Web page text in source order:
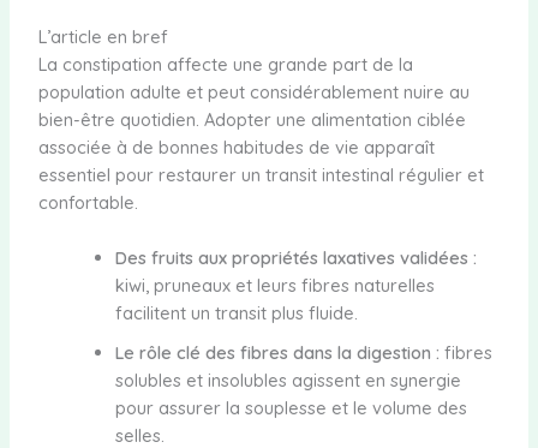
L’article en bref
La constipation affecte une grande part de la
population adulte et peut considérablement nuire au
bien-être quotidien. Adopter une alimentation ciblée
associée à de bonnes habitudes de vie apparaît
essentiel pour restaurer un transit intestinal régulier et
confortable.
Des fruits aux propriétés laxatives validées :
kiwi, pruneaux et leurs fibres naturelles
facilitent un transit plus fluide.
Le rôle clé des fibres dans la digestion : fibres
solubles et insolubles agissent en synergie
pour assurer la souplesse et le volume des
selles.